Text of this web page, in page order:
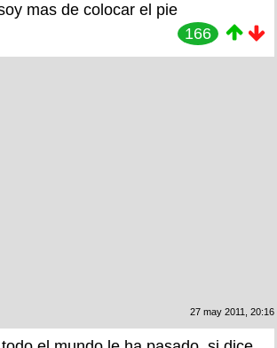
mas de colocar el pie
166
27 may 2011, 20:16